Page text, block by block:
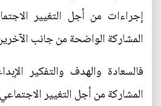
إجراءات من أجل التغيير
المشاركة الواضحة من جانب
فالسعادة والهدف والتفكير
المشاركة من أجل التغيير